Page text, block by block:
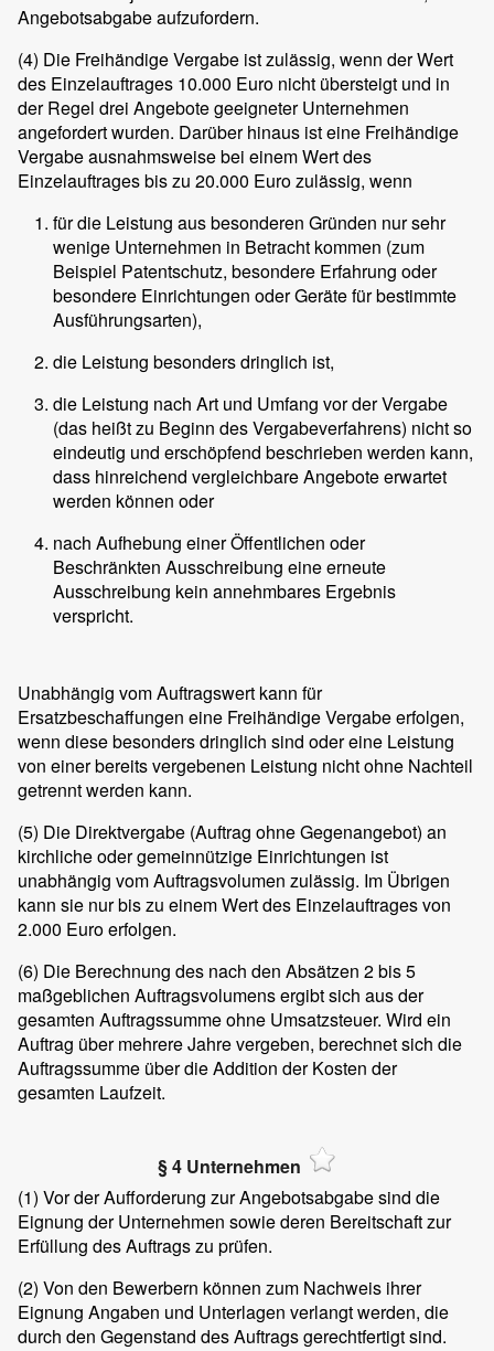
Angebotsabgabe aufzufordern.
(4) Die Freihändige Vergabe ist zulässig, wenn der Wert
des Einzelauftrages 10.000 Euro nicht übersteigt und in
der Regel drei Angebote geeigneter Unternehmen
angefordert wurden. Darüber hinaus ist eine Freihändige
Vergabe ausnahmsweise bei einem Wert des
Einzelauftrages bis zu 20.000 Euro zulässig, wenn
für die Leistung aus besonderen Gründen nur sehr
wenige Unternehmen in Betracht kommen (zum
Beispiel Patentschutz, besondere Erfahrung oder
besondere Einrichtungen oder Geräte für bestimmte
Ausführungsarten),
die Leistung besonders dringlich ist,
die Leistung nach Art und Umfang vor der Vergabe
(das heißt zu Beginn des Vergabeverfahrens) nicht so
eindeutig und erschöpfend beschrieben werden kann,
dass hinreichend vergleichbare Angebote erwartet
werden können oder
nach Aufhebung einer Öffentlichen oder
Beschränkten Ausschreibung eine erneute
Ausschreibung kein annehmbares Ergebnis
verspricht.
Unabhängig vom Auftragswert kann für
Ersatzbeschaffungen eine Freihändige Vergabe erfolgen,
wenn diese besonders dringlich sind oder eine Leistung
von einer bereits vergebenen Leistung nicht ohne Nachteil
getrennt werden kann.
(5) Die Direktvergabe (Auftrag ohne Gegenangebot) an
kirchliche oder gemeinnützige Einrichtungen ist
unabhängig vom Auftragsvolumen zulässig. Im Übrigen
kann sie nur bis zu einem Wert des Einzelauftrages von
2.000 Euro erfolgen.
(6) Die Berechnung des nach den Absätzen 2 bis 5
maßgeblichen Auftragsvolumens ergibt sich aus der
gesamten Auftragssumme ohne Umsatzsteuer. Wird ein
Auftrag über mehrere Jahre vergeben, berechnet sich die
Auftragssumme über die Addition der Kosten der
gesamten Laufzeit.
§ 4 Unternehmen
(1) Vor der Aufforderung zur Angebotsabgabe sind die
Eignung der Unternehmen sowie deren Bereitschaft zur
Erfüllung des Auftrags zu prüfen.
(2) Von den Bewerbern können zum Nachweis ihrer
Eignung Angaben und Unterlagen verlangt werden, die
durch den Gegenstand des Auftrags gerechtfertigt sind.